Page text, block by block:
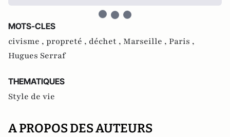
MOTS-CLES
civisme , propreté , déchet , Marseille , Paris ,
Hugues Serraf
THEMATIQUES
Style de vie
A PROPOS DES AUTEURS